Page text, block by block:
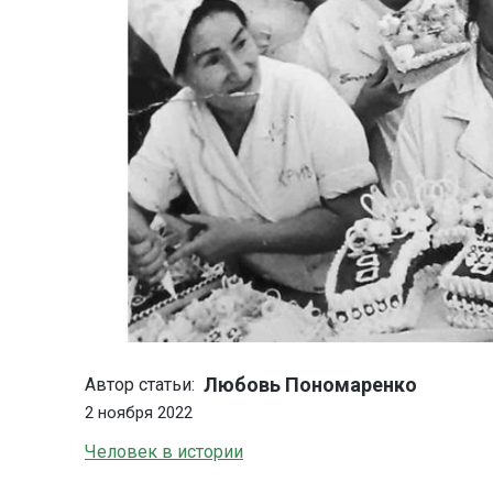
Автор статьи: Любовь Пономаренко
2 ноября 2022
Человек в истории